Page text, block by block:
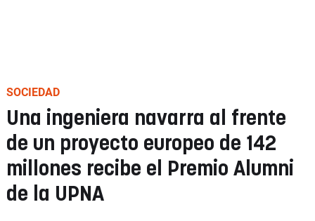
SOCIEDAD
Una ingeniera navarra al frente
de un proyecto europeo de 142
millones recibe el Premio Alumni
de la UPNA